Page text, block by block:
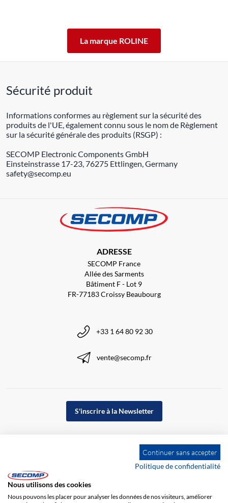
La marque ROLINE
Sécurité produit
Informations conformes au règlement sur la sécurité des
produits de l'UE, également connu sous le nom de Règlement
sur la sécurité générale des produits (RSGP) :
SECOMP Electronic Components GmbH
Einsteinstrasse 17-23, 76275 Ettlingen, Germany
safety@secomp.eu
ADRESSE
SECOMP France
Allée des Sarments
Bâtiment F - Lot 9
FR-77183 Croissy Beaubourg
+33 1 64 80 92 30
vente@secomp.fr
S'inscrire à la Newsletter
Continuer sans accepter
Politique de confidentialité
Nous utilisons des cookies
Nous pouvons les placer pour analyser les données de nos visiteurs, améliorer